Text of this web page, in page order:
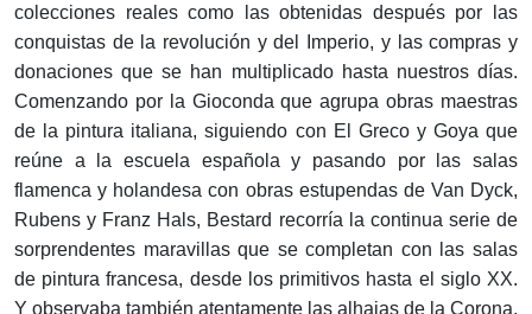
colecciones reales como las obtenidas después por las
conquistas de la revolución y del Imperio, y las compras y
donaciones que se han multiplicado hasta nuestros días.
Comenzando por la Gioconda que agrupa obras maestras
de la pintura italiana, siguiendo con El Greco y Goya que
reúne a la escuela española y pasando por las salas
flamenca y holandesa con obras estupendas de Van Dyck,
Rubens y Franz Hals, Bestard recorría la continua serie de
sorprendentes maravillas que se completan con las salas
de pintura francesa, desde los primitivos hasta el siglo XX.
Y observaba también atentamente las alhajas de la Corona,